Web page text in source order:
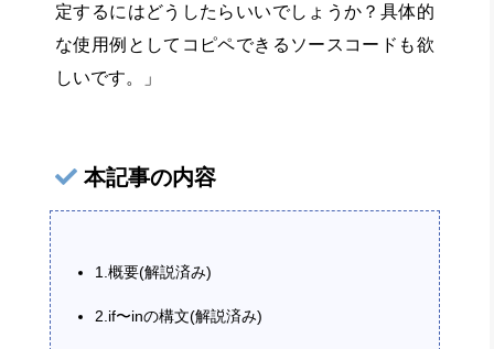
定するにはどうしたらいいでしょうか？具体的
な使用例としてコピペできるソースコードも欲
しいです。」
本記事の内容
1.概要(解説済み)
2.if〜inの構文(解説済み)